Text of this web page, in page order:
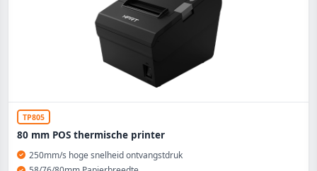
TP805
80 mm POS thermische printer
250mm/s hoge snelheid ontvangstdruk